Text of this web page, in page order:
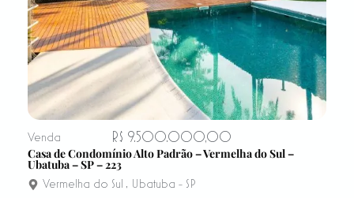
Venda
R$ 9.500.000,00
Casa de Condomínio Alto Padrão – Vermelha do Sul –
Ubatuba – SP – 223
Vermelha do Sul , Ubatuba - SP